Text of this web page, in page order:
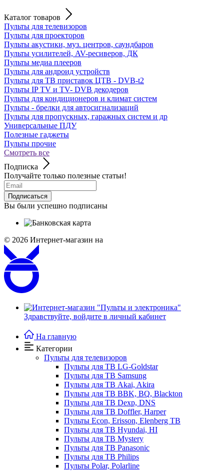
Каталог товаров
Пульты для телевизоров
Пульты для проекторов
Пульты акустики, муз. центров, саундбаров
Пульты усилителей, AV-ресиверов, ДК
Пульты медиа плееров
Пульты для андроид устройств
Пульты для ТВ приставок ЦТВ - DVB-t2
Пульты IP TV и TV- DVB декодеров
Пульты для кондиционеров и климат систем
Пульты - брелки для автосигнализаций
Пульты для пропускных, гаражных систем и др
Универсальные ПДУ
Полезные гаджеты
Пульты прочие
Смотреть все
Подписка
Получайте только полезные статьи!
Подписаться
Вы были успешно подписаны
© 2026 Интернет-магазин на
Здравствуйте, войдите в личный кабинет
На главную
Категории
Пульты для телевизоров
Пульты для ТВ LG-Goldstar
Пульты для ТВ Samsung
Пульты для ТВ Akai, Akira
Пульты для ТВ BBK, BQ, Blackton
Пульты для ТВ Dexp, DNS
Пульты для ТВ Doffler, Harper
Пульты Econ, Erisson, Elenberg ТВ
Пульты для ТВ Hyundai, HI
Пульты для ТВ Mystery
Пульты для ТВ Panasonic
Пульты для ТВ Philips
Пульты Polar, Polarline